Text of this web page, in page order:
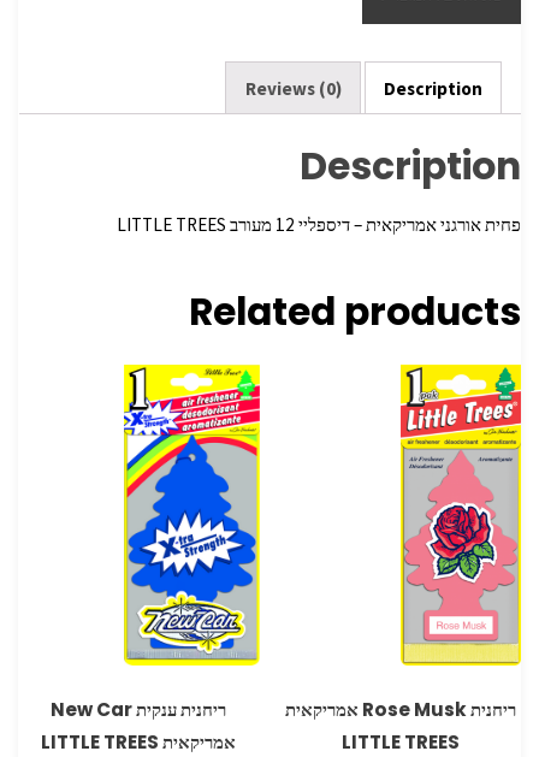
o
o
k
er
e
Description
Reviews (0)
Description
פחית אורגני אמריקאית – דיספליי 12 מעורב LITTLE TREES
Related products
ריחנית Rose Musk אמריקאית
LITTLE TREES
ריחנית ענקית New Car
אמריקאית LITTLE TREES